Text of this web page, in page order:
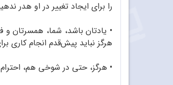
را برای ایجاد تغییر در او هدر
• یادتان باشد، شما، همسرتان
هرگز نباید پیش‌قدم انجام کاری
• هرگز، حتی در شوخی هم، احترام